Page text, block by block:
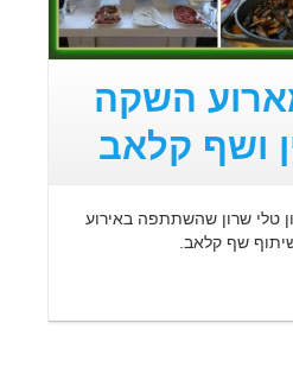
השקה
ושף קלאב
טלי שרון שהשתתפה באירוע
שף קלאב.